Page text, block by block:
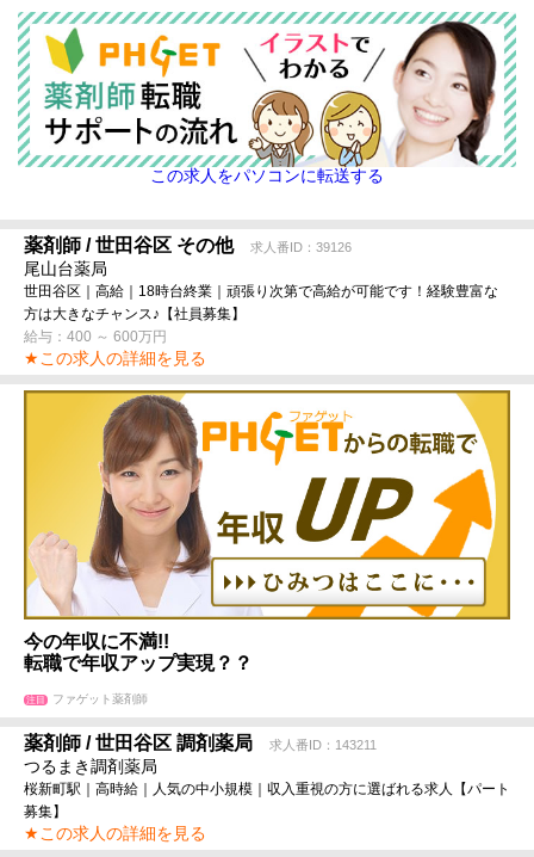
この求人をパソコンに転送する
薬剤師 / 世田谷区 その他 求人番ID：39126
尾山台薬局
世田谷区｜高給｜18時台終業｜頑張り次第で高給が可能です！経験豊富な
方は大きなチャンス♪【社員募集】
給与：400 ～ 600万円
★この求人の詳細を見る
今の年収に不満!!
転職で年収アップ実現？？
注目 ファゲット薬剤師
薬剤師 / 世田谷区 調剤薬局 求人番ID：143211
つるまき調剤薬局
桜新町駅｜高時給｜人気の中小規模｜収入重視の方に選ばれる求人【パート
募集】
★この求人の詳細を見る